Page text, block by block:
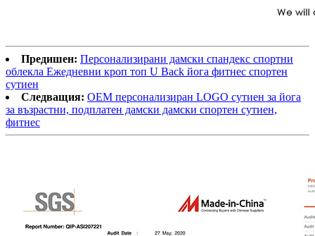
Предишен: Персонализирани дамски спандекс спортни
облекла Ежедневни кроп топ U Back йога фитнес спортен
сутиен
Следващия: OEM персонализиран LOGO сутиен за йога
за възрастни, подплатен дамски дамски спортен сутиен,
фитнес